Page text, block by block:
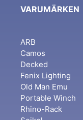
VARUMÄRKEN
ARB
Camos
Decked
Fenix Lighting
Old Man Emu
Portable Winch
Rhino-Rack